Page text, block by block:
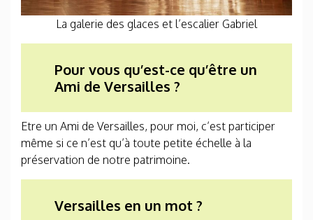
La galerie des glaces et l’escalier Gabriel
Pour vous qu’est-ce qu’être un
Ami de Versailles ?
Etre un Ami de Versailles, pour moi, c’est participer
même si ce n’est qu’à toute petite échelle à la
préservation de notre patrimoine.
Versailles en un mot ?